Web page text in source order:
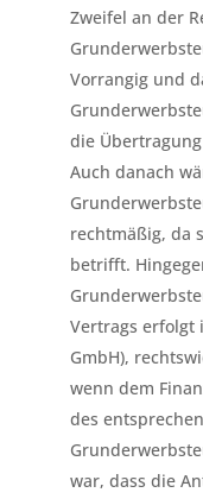
Zweifel an der
Vorrangig und
die
Auch danach
rechtmäßig, da
betrifft.
Vertrags erfolgt
GmbH),
wenn dem
des
war, dass die